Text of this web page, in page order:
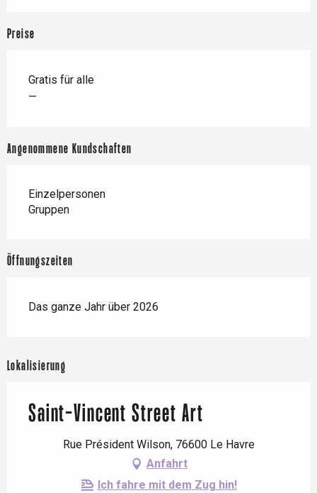
Preise
Gratis für alle
—
Angenommene Kundschaften
Einzelpersonen
Gruppen
Öffnungszeiten
Das ganze Jahr über 2026
Lokalisierung
Saint-Vincent Street Art
Rue Président Wilson, 76600 Le Havre
Anfahrt
Ich fahre mit dem Zug hin!